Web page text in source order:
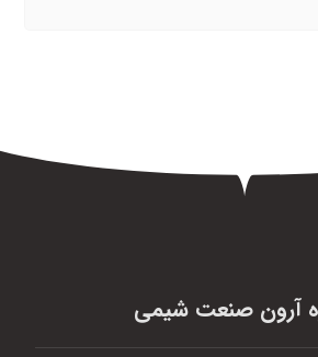
آرون صنعت شیمی